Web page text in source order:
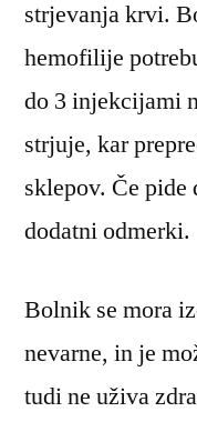
strjevanja krvi.
hemofilije
do 3 injekcijami
strjuje, kar
sklepov. Če
dodatni odmerki.
Bolnik se mora
nevarne, in je
tudi ne uživa